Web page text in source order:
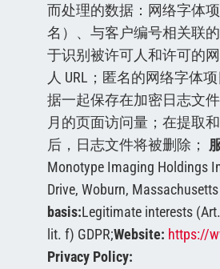
而处理的数据：网络字体
名）、与客户编号相关联
于识别被许可人和许可的
人 URL；匿名的网络字体
据一起保存在加密日志文
月的页面访问量；在提取
后，日志文件将被删除；
Monotype Imaging Holdings
Drive, Woburn,
basis:Legitimate interests
lit. f) GDPR;Website: https://
Privacy Policy: